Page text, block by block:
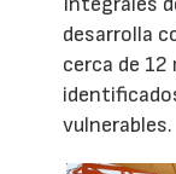
desarrolla
cerca de
vulnerables.